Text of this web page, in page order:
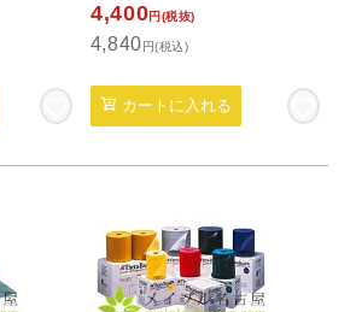
4,400円(税抜)
4,840 円(税込)
カートに入れる